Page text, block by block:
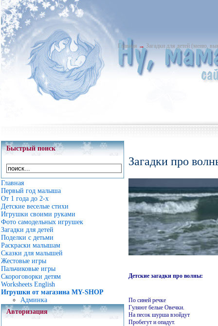
Главная → Загадки для детей (меню,
Быстрый поиск
Главная
Первый год малыша
От 1 года до 2-х
Детские веселые стихи
Игрушки своими руками
Фото самодельных игрушек
Загадки для детей
Поделки с детьми
Раскраски малышам
Сказки для малышей
Жестовые игры
Пальчиковые игры
Скороговорки детям
Worksheets English
Игрушки от магазина MY-SHOP
Админка
Авторизация
Загадки про
Детские загадки про волны:
По синей речке
Гуляют белые Овечки.
На песок шурша взойдут
Пробегут и опадут.